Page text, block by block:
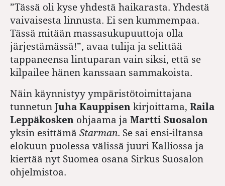
”Tässä oli kyse yhdestä haikarasta. Yhdestä
vaivaisesta linnusta. Ei sen kummempaa.
Tässä mitään massasukupuuttoja olla
järjestämässä!”, avaa tulija ja selittää
tappaneensa lintuparan vain siksi, että se
kilpailee hänen kanssaan sammakoista.
Näin käynnistyy ympäristötoimittajana
tunnetun Juha Kauppisen kirjoittama, Raila
Leppäkosken ohjaama ja Martti Suosalon
yksin esittämä Starman. Se sai ensi-iltansa
elokuun puolessa välissä juuri Kalliossa ja
kiertää nyt Suomea osana Sirkus Suosalon
ohjelmistoa.